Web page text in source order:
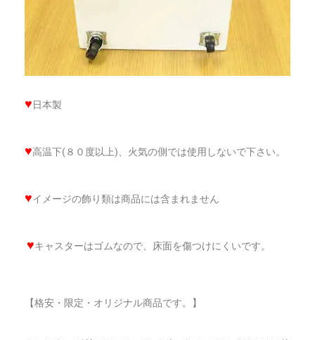
♥日本製
♥高温下(８０度以上)、火気の側では使用しないで下さい。
♥イメージの飾り類は商品には含まれません
♥キャスターはゴムなので、床面を傷つけにくいです。
【格安・限定・オリジナル商品です。】